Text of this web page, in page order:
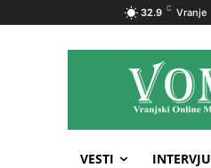
32.9 C Vranje
VESTI INTERVJU